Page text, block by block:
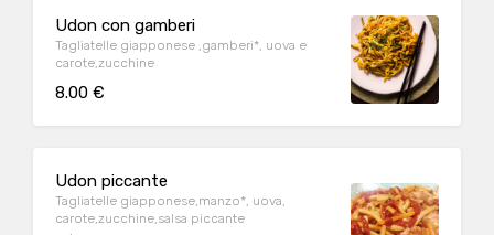
Udon con gamberi
Tagliatelle giapponese ,gamberi*, uova e
carote,zucchine
8.00 €
Udon piccante
Tagliatelle giapponese,manzo*, uova,
carote,zucchine,salsa piccante